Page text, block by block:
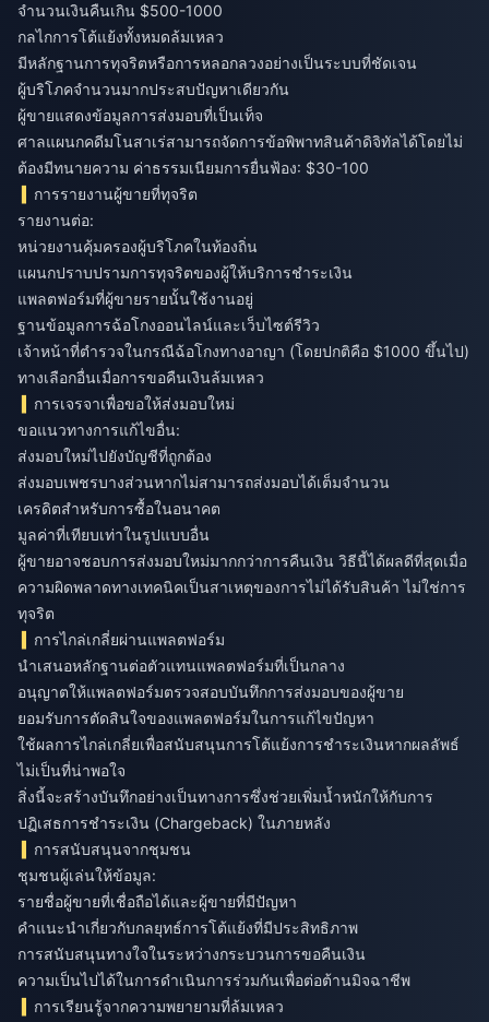
จำนวนเงินคืนเกิน $500-1000
กลไกการโต้แย้งทั้งหมดล้มเหลว
มีหลักฐานการทุจริตหรือการหลอกลวงอย่างเป็นระบบที่ชัดเจน
ผู้บริโภคจำนวนมากประสบปัญหาเดียวกัน
ผู้ขายแสดงข้อมูลการส่งมอบที่เป็นเท็จ
ศาลแผนกคดีมโนสาเร่สามารถจัดการข้อพิพาทสินค้าดิจิทัลได้โดยไม่
ต้องมีทนายความ ค่าธรรมเนียมการยื่นฟ้อง: $30-100
การรายงานผู้ขายที่ทุจริต
รายงานต่อ:
หน่วยงานคุ้มครองผู้บริโภคในท้องถิ่น
แผนกปราบปรามการทุจริตของผู้ให้บริการชำระเงิน
แพลตฟอร์มที่ผู้ขายรายนั้นใช้งานอยู่
ฐานข้อมูลการฉ้อโกงออนไลน์และเว็บไซต์รีวิว
เจ้าหน้าที่ตำรวจในกรณีฉ้อโกงทางอาญา (โดยปกติคือ $1000 ขึ้นไป)
ทางเลือกอื่นเมื่อการขอคืนเงินล้มเหลว
การเจรจาเพื่อขอให้ส่งมอบใหม่
ขอแนวทางการแก้ไขอื่น:
ส่งมอบใหม่ไปยังบัญชีที่ถูกต้อง
ส่งมอบเพชรบางส่วนหากไม่สามารถส่งมอบได้เต็มจำนวน
เครดิตสำหรับการซื้อในอนาคต
มูลค่าที่เทียบเท่าในรูปแบบอื่น
ผู้ขายอาจชอบการส่งมอบใหม่มากกว่าการคืนเงิน วิธีนี้ได้ผลดีที่สุดเมื่อ
ความผิดพลาดทางเทคนิคเป็นสาเหตุของการไม่ได้รับสินค้า ไม่ใช่การ
ทุจริต
การไกล่เกลี่ยผ่านแพลตฟอร์ม
นำเสนอหลักฐานต่อตัวแทนแพลตฟอร์มที่เป็นกลาง
อนุญาตให้แพลตฟอร์มตรวจสอบบันทึกการส่งมอบของผู้ขาย
ยอมรับการตัดสินใจของแพลตฟอร์มในการแก้ไขปัญหา
ใช้ผลการไกล่เกลี่ยเพื่อสนับสนุนการโต้แย้งการชำระเงินหากผลลัพธ์
ไม่เป็นที่น่าพอใจ
สิ่งนี้จะสร้างบันทึกอย่างเป็นทางการซึ่งช่วยเพิ่มน้ำหนักให้กับการ
ปฏิเสธการชำระเงิน (Chargeback) ในภายหลัง
การสนับสนุนจากชุมชน
ชุมชนผู้เล่นให้ข้อมูล:
รายชื่อผู้ขายที่เชื่อถือได้และผู้ขายที่มีปัญหา
คำแนะนำเกี่ยวกับกลยุทธ์การโต้แย้งที่มีประสิทธิภาพ
การสนับสนุนทางใจในระหว่างกระบวนการขอคืนเงิน
ความเป็นไปได้ในการดำเนินการร่วมกันเพื่อต่อต้านมิจฉาชีพ
การเรียนรู้จากความพยายามที่ล้มเหลว